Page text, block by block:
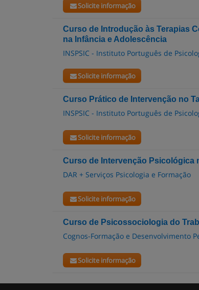
Solicite informação
Curso de Introdução às Terapias
na Infância e Adolescência
INSPSIC - Instituto Português de
Solicite informação
Curso Prático de Intervenção no
INSPSIC - Instituto Português de
Solicite informação
Curso de Intervenção Psicológica
DAR + Serviços Psicologia e Formação
Solicite informação
Curso de Psicossociologia do
Cognos-Formação e Desenvolvimento
Solicite informação